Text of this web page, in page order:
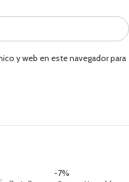
y web en este navegador para
-7%